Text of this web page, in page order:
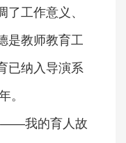
工作意义、
是教师教育工
已纳入导演系
。
——我的育人故